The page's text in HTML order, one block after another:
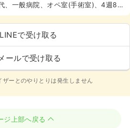
、一般病院、オペ室(手術室)、4週8
LINEで受け取る
メールで受け取る
ーとのやりとりは発生しません
ジ上部へ戻る